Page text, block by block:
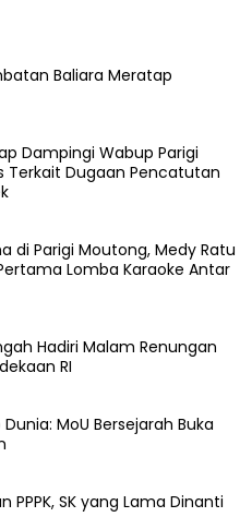
Baliara Meratap
Dampingi Wabup Parigi
Terkait Dugaan Pencatutan
di Parigi Moutong, Medy Ratu
Lomba Karaoke Antar
Hadiri Malam Renungan
RI
MoU Bersejarah Buka
PPPK, SK yang Lama Dinanti